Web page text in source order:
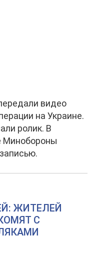
видео
на Украине.
ролик. В
Минобороны
ЖИТЕЛЕЙ
С